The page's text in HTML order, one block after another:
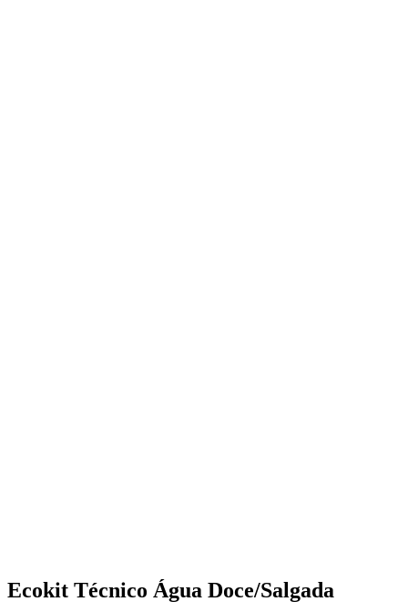
Ecokit Técnico Água Doce/Salgada